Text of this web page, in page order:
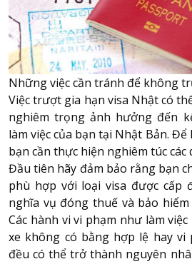
Những việc cần tránh để không
Việc trượt gia hạn visa Nhật có
nghiêm trọng ảnh hưởng đến
làm việc của bạn tại Nhật Bản.
bạn cần thực hiện nghiêm túc
Đầu tiên hãy đảm bảo rằng bạn
phù hợp với loại visa được cấp
nghĩa vụ đóng thuế và bảo
Các hành vi vi phạm như làm
xe không có bằng hợp lệ hay
đều có thể trở thành nguyên